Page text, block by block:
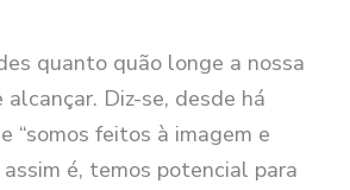
quanto quão longe a nossa
Diz-se, desde há
“somos feitos à imagem e
assim é, temos potencial para